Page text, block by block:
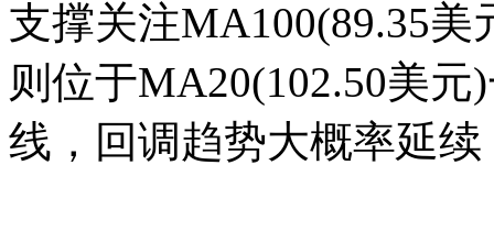
支撑关注MA100(89.35
则位于MA20(102.50美
线，回调趋势大概率延